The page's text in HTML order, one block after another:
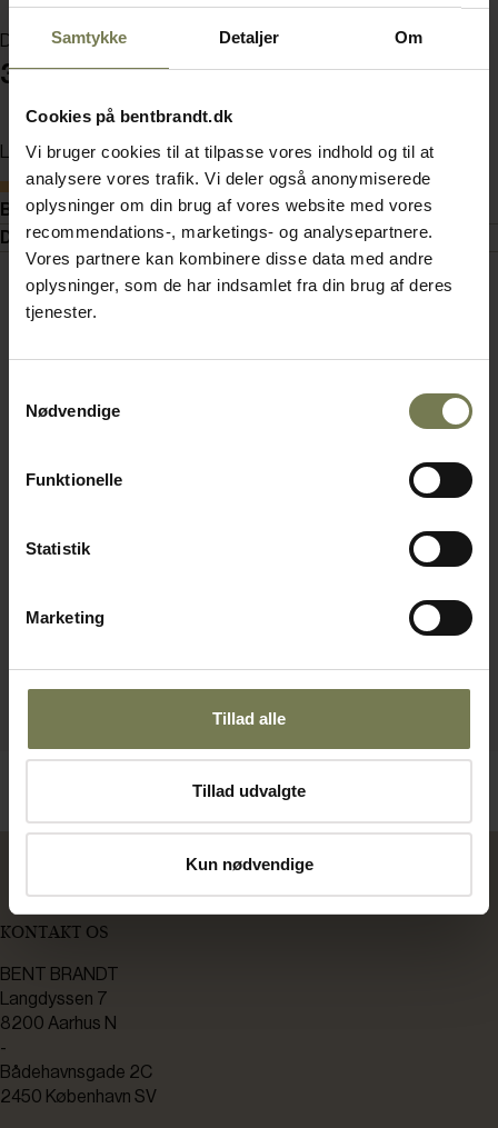
Samtykke Detaljer Om
Cookies på bentbrandt.dk
Vi bruger cookies til at tilpasse vores indhold og til at
analysere vores trafik. Vi deler også anonymiserede
oplysninger om din brug af vores website med vores
recommendations-, marketings- og analysepartnere.
Vores partnere kan kombinere disse data med andre
oplysninger, som de har indsamlet fra din brug af deres
tjenester.
Nødvendige
Funktionelle
Statistik
Marketing
Tillad alle
Tillad udvalgte
Kun nødvendige
Din pris (ekskl. moms)
32.670,00 kr./stk.
Læg i kurv
Bestillingsvare
Beskrivelse
Dokumenter
KONTAKT OS
BENT BRANDT
Langdyssen 7
8200 Aarhus N
-
Bådehavnsgade 2C
2450 København SV